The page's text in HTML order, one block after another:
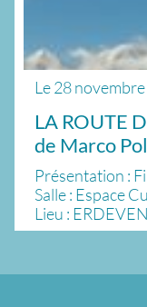
Le28
LA ROUTE
de Marco
Présentation :
Salle : Espace
Lieu :